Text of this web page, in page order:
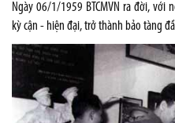
Ngày 06/1/1959 BTCMVN ra đời, với
kỳ cận - hiện đại, trở thành bảo tàng